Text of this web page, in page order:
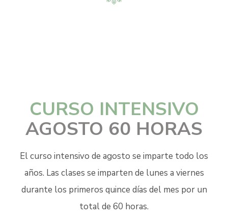
CURSO INTENSIVO
AGOSTO 60 HORAS
El curso intensivo de agosto se imparte todo los
años. Las clases se imparten de lunes a viernes
durante los primeros quince días del mes por un
total de 60 horas.